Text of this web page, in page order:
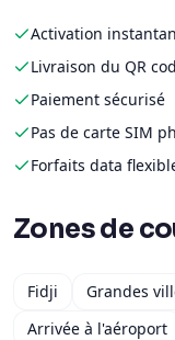
Activation
Livraison du QR
Paiement sécurisé
Pas de carte SIM
Forfaits data
Zones de
Fidji Grandes
Arrivée à l'aéroport